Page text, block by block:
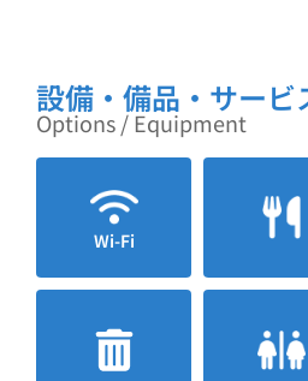
設備・備品・サービ
Options / Equipment
Wi-Fi